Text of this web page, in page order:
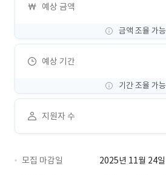
예상 금액
금액 조율 가능
예상 기간
기간 조율 가능
지원자 수
모집 마감일
2025년 11월 24일